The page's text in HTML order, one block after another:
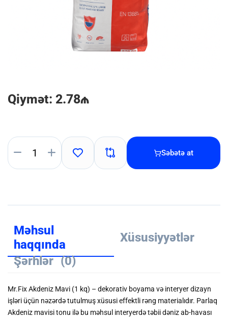
Qiymət: 2.78₼
Səbətə at
Məhsul
haqqında
Xüsusiyyətlər
Şərhlər (0)
Mr.Fix Akdeniz Mavi (1 kq) – dekorativ boyama və interyer dizayn
işləri üçün nəzərdə tutulmuş xüsusi effektli rəng materialıdır. Parlaq
Akdeniz mavisi tonu ilə bu məhsul interyerdə təbii dəniz ab-havası